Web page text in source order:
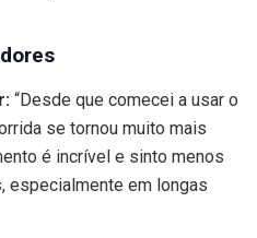
“Desde que comecei a usar o
se tornou muito mais
é incrível e sinto menos
especialmente em longas